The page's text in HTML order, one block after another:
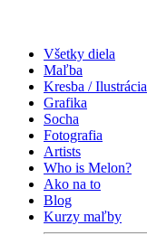
Všetky diela
Maľba
Kresba / Ilustrácia
Grafika
Socha
Fotografia
Artists
Who is Melon?
Ako na to
Blog
Kurzy maľby